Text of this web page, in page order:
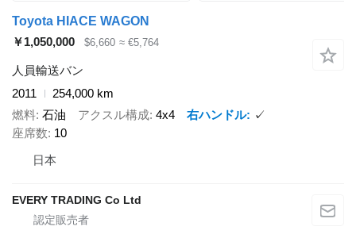
Toyota HIACE WAGON
￥1,050,000
$6,660 ≈ €5,764
人員輸送バン
2011
254,000 km
燃料 石油 アクスル構成 4x4 右ハンドル
✓
座席数 10
日本
EVERY TRADING Co Ltd